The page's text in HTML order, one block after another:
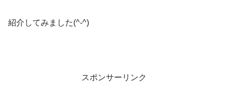
紹介してみました(^-^)
スポンサーリンク